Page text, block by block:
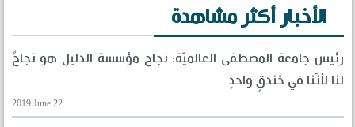
الأخبار أكثر مشاهدة
رئيس جامعة المصطفى العالميّة: نجاح مؤسسة الدليل هو نجاحٌ
لنا لأنّنا في خندقٍ واحدٍ
2019 June 22